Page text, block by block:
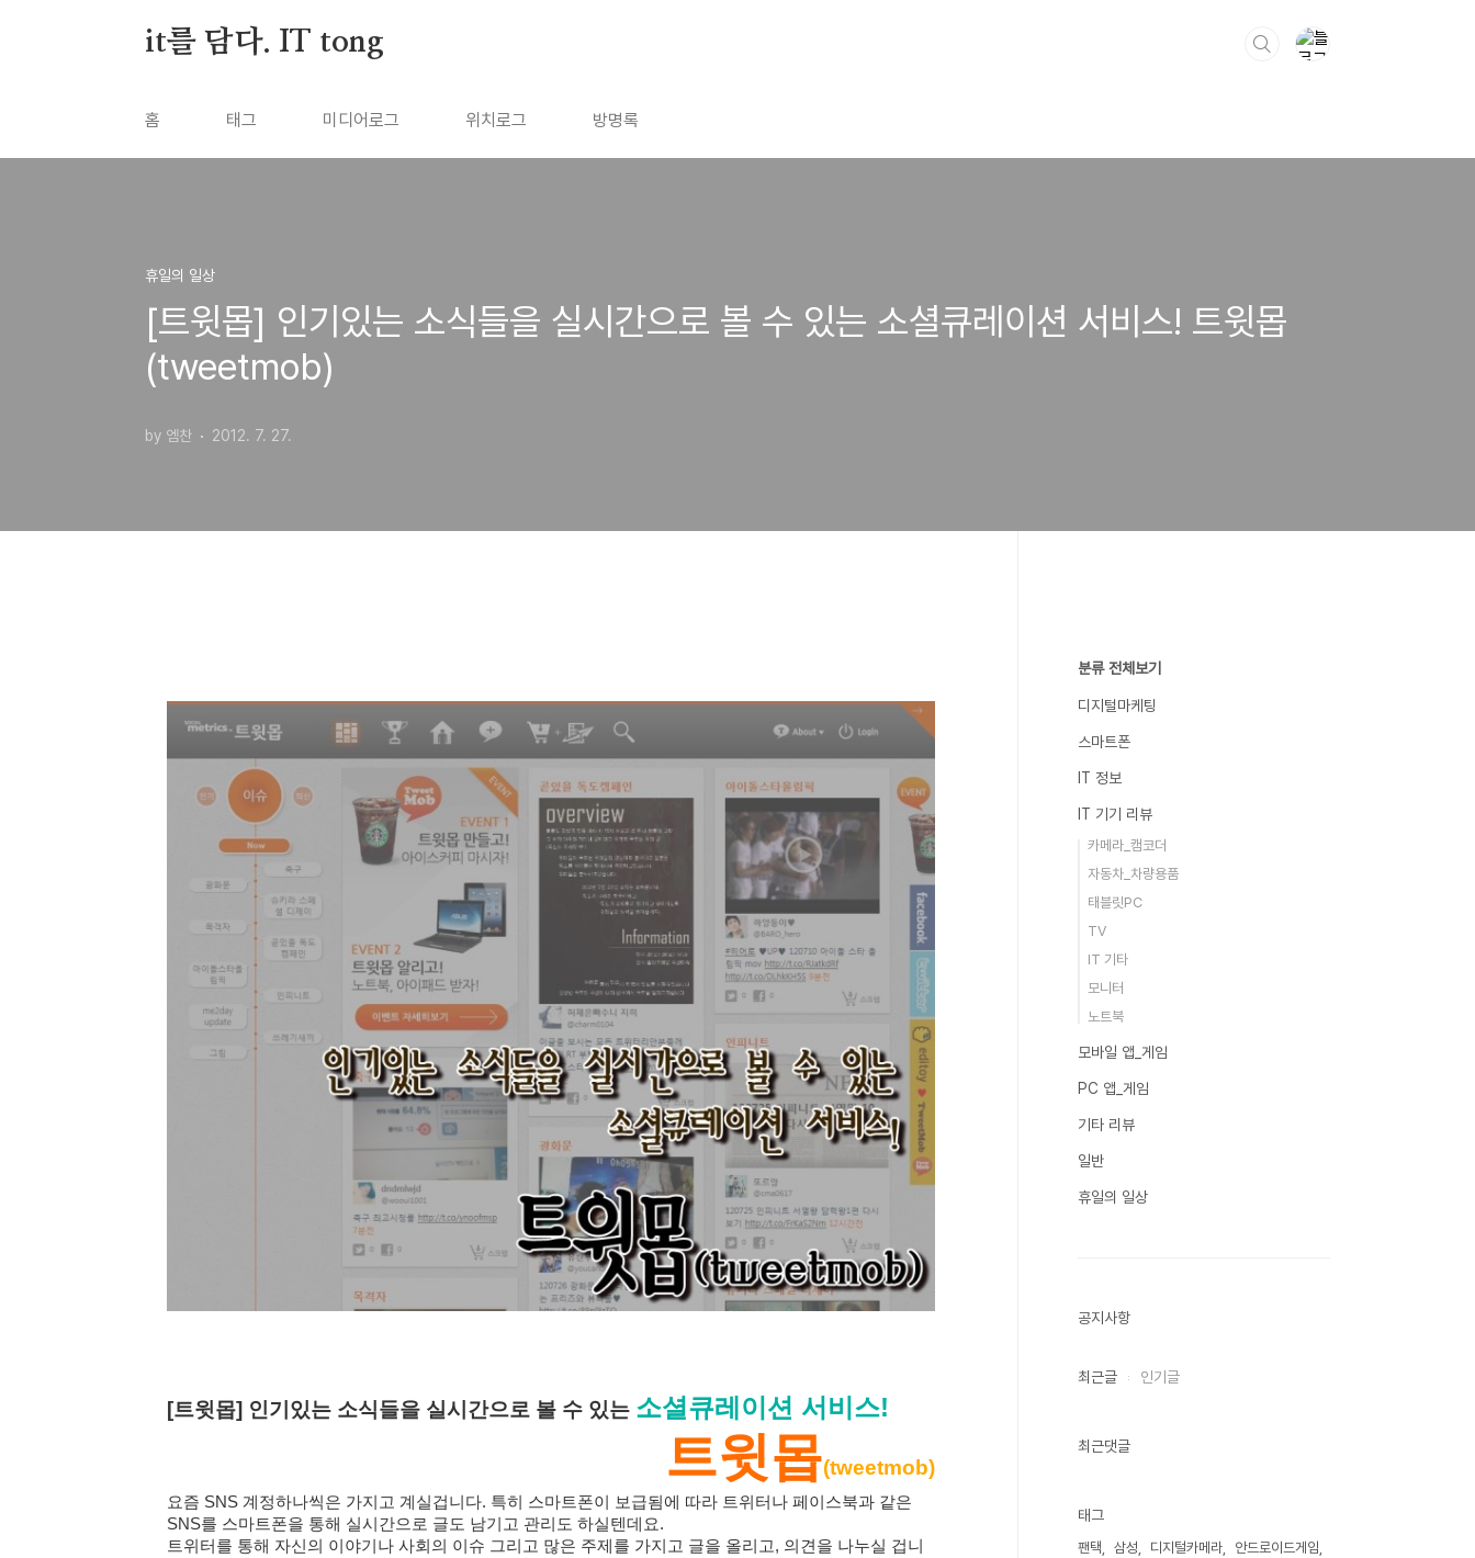
it를 담다. IT tong
홈 태그 미디어로그 위치로그 방명록
휴일의 일상
[트윗몹] 인기있는 소식들을 실시간으로 볼 수 있는 소셜큐레이션 서비스! 트윗몹
(tweetmob)
by 엠찬 2012. 7. 27.
[트윗몹] 인기있는 소식들을 실시간으로 볼 수 있는 소셜큐레이션 서비스!
트윗몹(tweetmob)
요즘 SNS 계정하나씩은 가지고 계실겁니다. 특히 스마트폰이 보급됨에 따라 트위터나 페이스북과 같은
SNS를 스마트폰을 통해 실시간으로 글도 남기고 관리도 하실텐데요.
트위터를 통해 자신의 이야기나 사회의 이슈 그리고 많은 주제를 가지고 글을 올리고, 의견을 나누실 겁니
분류 전체보기
디지털마케팅
스마트폰
IT 정보
IT 기기 리뷰
카메라_캠코더
자동차_차량용품
태블릿PC
TV
IT 기타
모니터
노트북
모바일 앱_게임
PC 앱_게임
기타 리뷰
일반
휴일의 일상
공지사항
최근글 인기글
최근댓글
태그
팬택 삼성 디지털카메라
안드로이드게임